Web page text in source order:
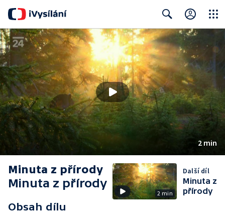
Search Close
2 min
Minuta z přírody
Minuta z přírody
Obsah dílu
2 min
Další díl
Minuta z
přírody